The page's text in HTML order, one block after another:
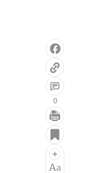
Điện ảnh
0